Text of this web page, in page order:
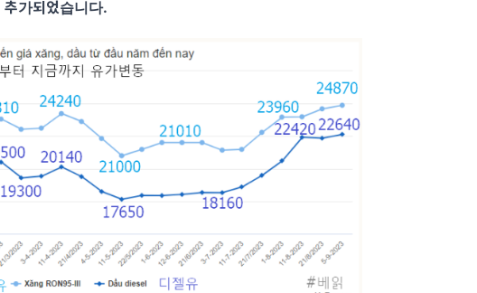
가되었습니다.